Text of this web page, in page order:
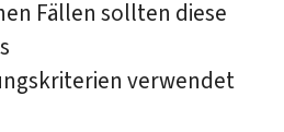
Fällen sollten diese
verwendet